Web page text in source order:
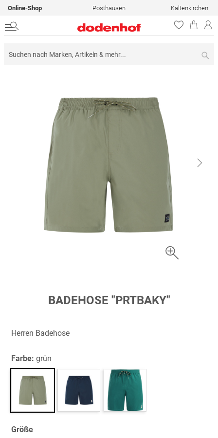
Online-Shop Posthausen Kaltenkirchen
springen
BADEHOSE "PRTBAKY"
Herren Badehose
Farbe: grün
Größe